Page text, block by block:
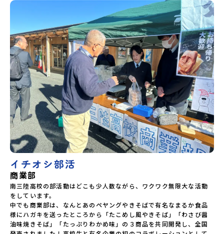
イチオシ部活
商業部
南三陸高校の部活動はどこも少人数ながら、ワクワク無限大な活動
をしています。
中でも商業部は、なんとあのペヤングやきそばで有名なまるか食品
様にハガキを送ったところから「たこめし風やきそば」「わさび醤
油味焼きそば」「たっぷりわかめ味」の３商品を共同開発し、全国